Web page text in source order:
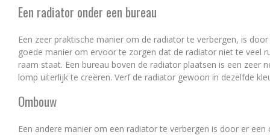
Een radiator onder een bureau
Een zeer praktische manier om de radiator te verbergen, is
goede manier om ervoor te zorgen dat de radiator niet te veel
raam staat. Een bureau boven de radiator plaatsen is een zeer
lomp uiterlijk te creëren. Verf de radiator gewoon in dezelfde
Ombouw
Een andere manier om een radiator te verbergen is door er